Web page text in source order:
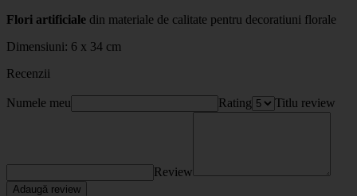
Flori artificiale din materiale de calitate pentru decoratiuni florale
Dimensiuni: 6 x 34 cm
Recenzii
Numele meu Rating Titlu review
Review
Adaugă review